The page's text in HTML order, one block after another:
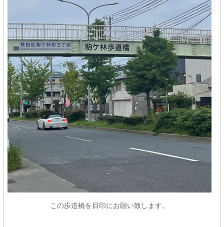
この歩道橋を目印にお願い致します。